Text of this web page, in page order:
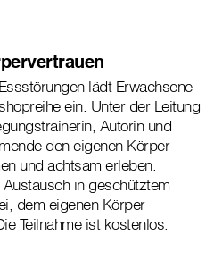
lädt Erwachsene
ein. Unter der Leitung
Autorin und
den eigenen Körper
und achtsam erleben.
in geschütztem
dem eigenen Körper
Teilnahme ist kostenlos.